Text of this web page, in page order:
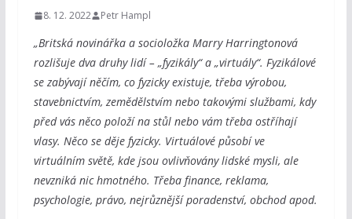
8. 12. 2022 Petr Hampl
„Britská novinářka a socioložka Marry Harringtonová
rozlišuje dva druhy lidí – „fyzikály“ a „virtuály“. Fyzikálové
se zabývají něčím, co fyzicky existuje, třeba výrobou,
stavebnictvím, zemědělstvím nebo takovými službami, kdy
před vás něco položí na stůl nebo vám třeba ostříhají
vlasy. Něco se děje fyzicky. Virtuálové působí ve
virtuálním světě, kde jsou ovlivňovány lidské mysli, ale
nevzniká nic hmotného. Třeba finance, reklama,
psychologie, právo, nejrůznější poradenství, obchod apod.